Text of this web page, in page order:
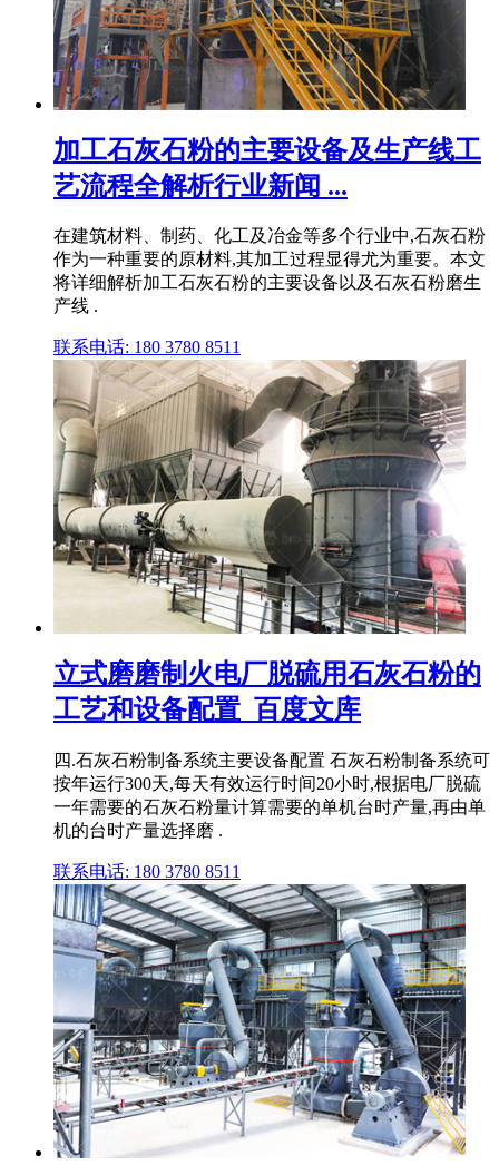
加工石灰石粉的主要设备及生产线工
艺流程全解析行业新闻 ...
在建筑材料、制药、化工及冶金等多个行业中,石灰石粉
作为一种重要的原材料,其加工过程显得尤为重要。本文
将详细解析加工石灰石粉的主要设备以及石灰石粉磨生
产线 .
联系电话: 180 3780 8511
立式磨磨制火电厂脱硫用石灰石粉的
工艺和设备配置_百度文库
四.石灰石粉制备系统主要设备配置 石灰石粉制备系统可
按年运行300天,每天有效运行时间20小时,根据电厂脱硫
一年需要的石灰石粉量计算需要的单机台时产量,再由单
机的台时产量选择磨 .
联系电话: 180 3780 8511